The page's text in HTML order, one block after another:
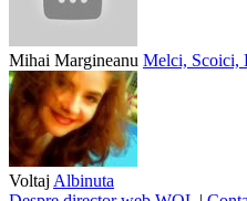
Mihai Margineanu Melci, Scoici,
Voltaj Albinuta